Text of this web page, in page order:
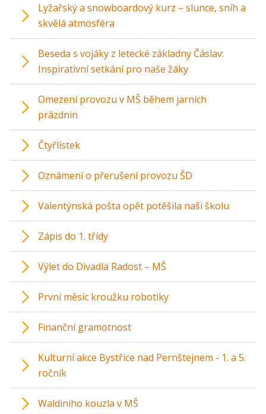
Lyžařský a snowboardový kurz – slunce, sníh a
skvělá atmosféra
Beseda s vojáky z letecké základny Čáslav:
Inspirativní setkání pro naše žáky
Omezení provozu v MŠ během jarních
prázdnin
Čtyřlístek
Oznámení o přerušení provozu ŠD
Valentýnská pošta opět potěšila naši školu
Zápis do 1. třídy
Výlet do Divadla Radost – MŠ
První měsíc kroužku robotiky
Finanční gramotnost
Kulturní akce Bystřice nad Pernštejnem - 1. a 5.
ročník
Waldiniho kouzla v MŠ